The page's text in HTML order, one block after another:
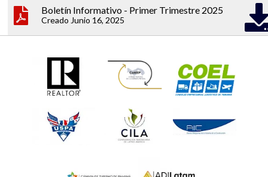
Boletín Informativo - Primer Trimestre 2025
Creado Junio 16, 2025